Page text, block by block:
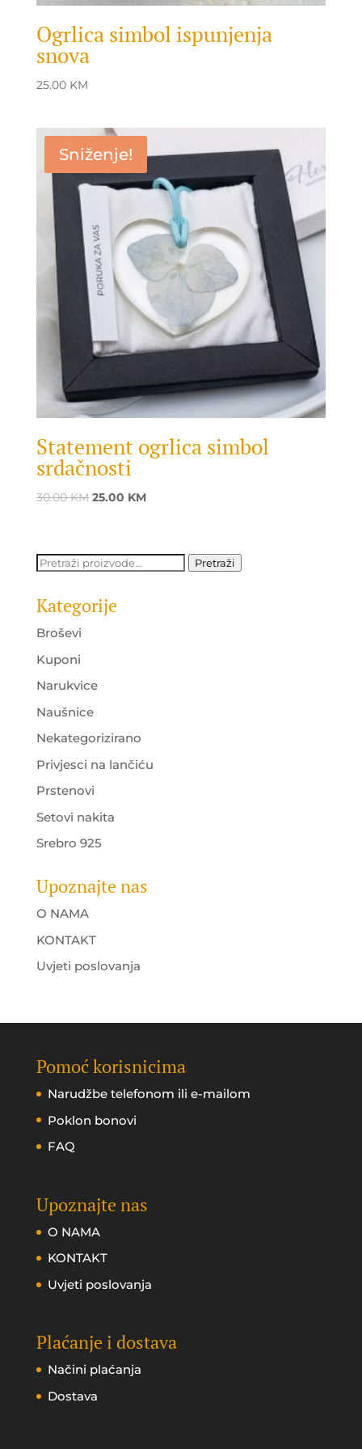
Ogrlica simbol ispunjenja
snova
25.00 KM
Sniženje!
Statement ogrlica simbol
srdačnosti
30.00KM Original
30.00 KM.
25.00 KMCurrent
25.00 KM.
Pretraži: Pretraži
Kategorije
Broševi
Kuponi
Narukvice
Naušnice
Nekategorizirano
Privjesci na lančiću
Prstenovi
Setovi nakita
Srebro 925
Upoznajte nas
O NAMA
KONTAKT
Uvjeti poslovanja
Pomoć korisnicima
Narudžbe telefonom ili e-mailom
Poklon bonovi
FAQ
Upoznajte nas
O NAMA
KONTAKT
Uvjeti poslovanja
Plaćanje i dostava
Načini plaćanja
Dostava